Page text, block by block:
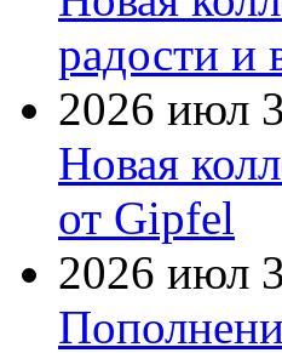
радости и
2026 июл
Новая
от Gipfel
2026 июл